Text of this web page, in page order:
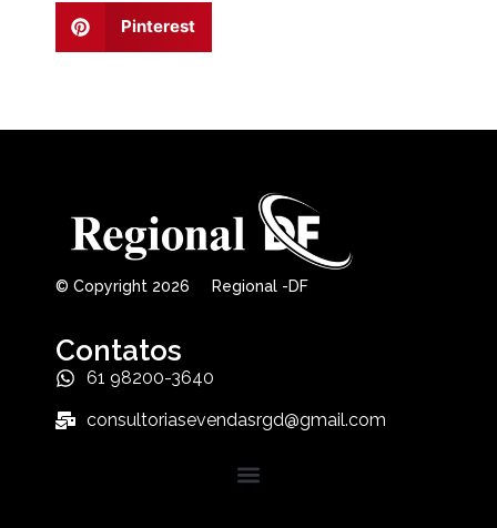
Pinterest
© Copyright 2026 Regional -DF
Contatos
61 98200-3640
consultoriasevendasrgd@gmail.com